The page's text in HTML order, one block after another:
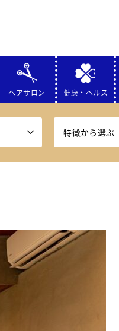
ヘアサロン 健康・ヘルス
特徴から選ぶ